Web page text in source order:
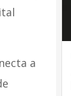
a